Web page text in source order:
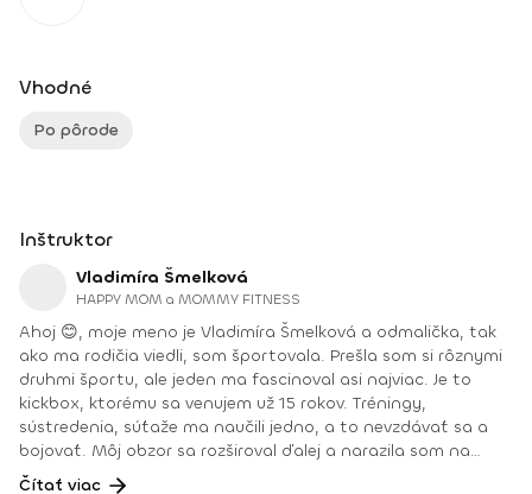
Vhodné
Po pôrode
Inštruktor
Vladimíra Šmelková
HAPPY MOM a MOMMY FITNESS
Ahoj 😊, moje meno je Vladimíra Šmelková a odmalička, tak
ako ma rodičia viedli, som športovala. Prešla som si rôznymi
druhmi športu, ale jeden ma fascinoval asi najviac. Je to
kickbox, ktorému sa venujem už 15 rokov. Tréningy,
sústredenia, súťaže ma naučili jedno, a to nevzdávať sa a
bojovať. Môj obzor sa rozširoval ďalej a narazila som na
tehotenské štúdio, v ktorom pracujem ako lektorka
Čítať viac